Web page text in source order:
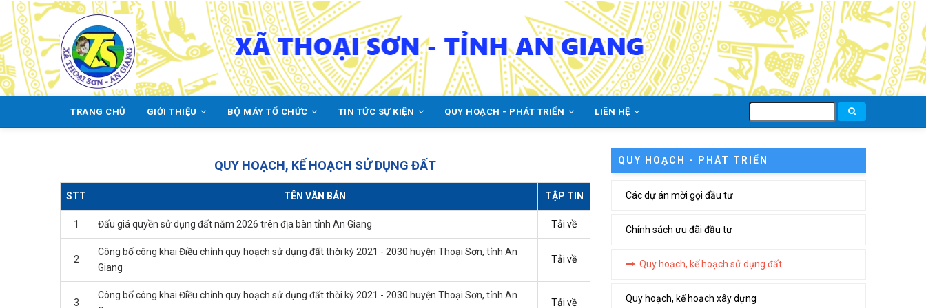
Skip
main
content
MAIN
TRANG CHỦ GIỚI THIỆU BỘ MÁY TỔ CHỨC TIN TỨC SỰ KIỆN QUY HOẠCH - PHÁT TRIỂN LIÊN HỆ
kiếm
QUY HOẠCH, KẾ HOẠCH SỬ DỤNG ĐẤT
STT TÊN VĂN BẢN TẬP TIN
1 Đấu giá quyền sử dụng đất năm 2026 trên địa bàn tỉnh An Giang Tải về
2
Công bố công khai Điều chỉnh quy hoạch sử dụng đất thời kỳ 2021 - 2030 huyện Thoại Sơn, tỉnh An
Giang
Tải về
3
Công bố công khai Điều chỉnh quy hoạch sử dụng đất thời kỳ 2021 - 2030 huyện Thoại Sơn, tỉnh An
Tải về
QUY HOẠCH - PHÁT TRIỂN
Các dự án mời gọi đầu tư
Chính sách ưu đãi đầu tư
Quy hoạch, kế hoạch sử dụng đất
Quy hoạch, kế hoạch xây dựng